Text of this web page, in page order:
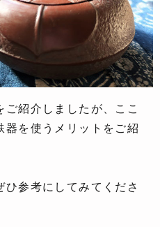
紹介しましたが、ここ
器を使うメリットをご紹
参考にしてみてくださ